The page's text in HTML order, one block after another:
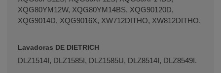
Lavadoras DE DIETRICH
DLZ1514I, DLZ1585I, DLZ1585U, DLZ8514I, DLZ8549I.